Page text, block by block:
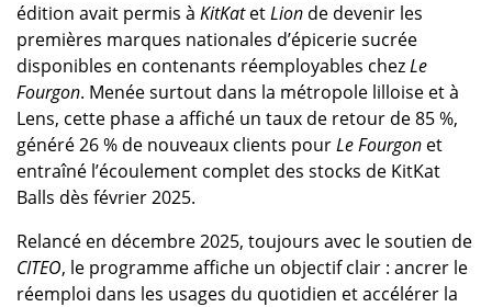
édition avait permis à KitKatetLionde devenir les
premières marques nationales d’épicerie sucrée
disponibles en contenants réemployables chezLe
Fourgon. Menée surtout dans la métropole lilloise et à
Lens, cette phase a affiché un taux de retour de 85 %,
généré 26 % de nouveaux clients pourLe Fourgonet
entraîné l’écoulement complet des stocks de KitKat
Balls dès février 2025.
Relancé en décembre 2025, toujours avec le soutien de
CITEO, le programme affiche un objectif clair : ancrer le
réemploi dans les usages du quotidien et accélérer la